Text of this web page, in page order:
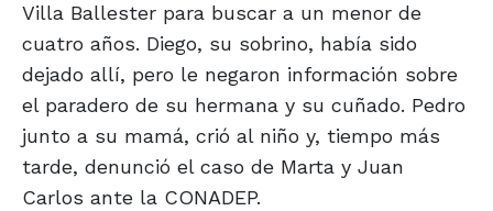
Villa Ballester para buscar a un menor de
cuatro años. Diego, su sobrino, había sido
dejado allí, pero le negaron información sobre
el paradero de su hermana y su cuñado. Pedro
junto a su mamá, crió al niño y, tiempo más
tarde, denunció el caso de Marta y Juan
Carlos ante la CONADEP.